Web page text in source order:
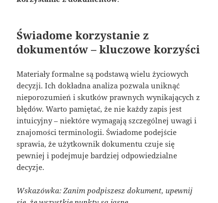
Świadome korzystanie z
dokumentów – kluczowe korzyści
Materiały formalne są podstawą wielu życiowych
decyzji. Ich dokładna analiza pozwala uniknąć
nieporozumień i skutków prawnych wynikających z
błędów. Warto pamiętać, że nie każdy zapis jest
intuicyjny – niektóre wymagają szczególnej uwagi i
znajomości terminologii. Świadome podejście
sprawia, że użytkownik dokumentu czuje się
pewniej i podejmuje bardziej odpowiedzialne
decyzje.
Wskazówka: Zanim podpiszesz dokument, upewnij